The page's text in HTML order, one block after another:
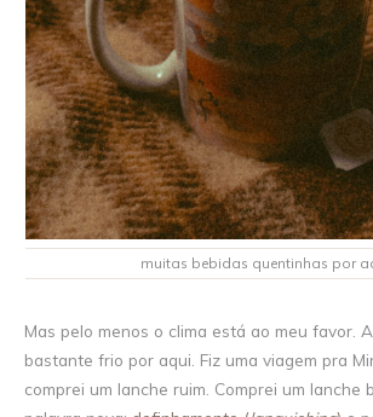
muitas bebidas quentinhas por
Mas pelo menos o clima está ao meu favor.
bastante frio por aqui. Fiz uma viagem pra
comprei um lanche ruim. Comprei um lanche